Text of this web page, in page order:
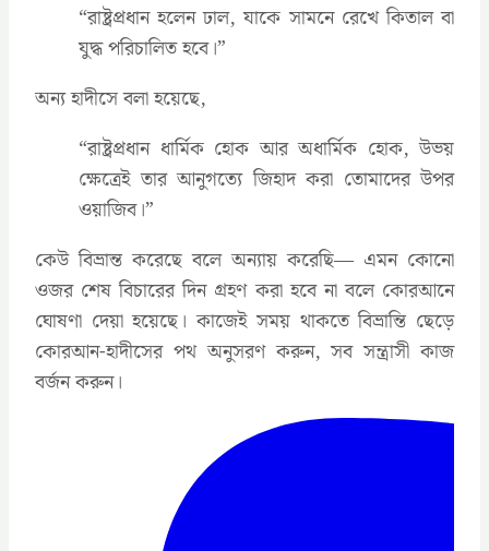
‍“রাষ্ট্রপ্রধান হলেন ঢাল, যাকে সামনে রেখে কিতাল বা
যুদ্ধ পরিচালিত হবে।”
অন্য হাদীসে বলা হয়েছে,
‍“রাষ্ট্রপ্রধান ধার্মিক হোক আর অধার্মিক হোক, উভয়
ক্ষেত্রেই তার আনুগত্যে জিহাদ করা তোমাদের উপর
ওয়াজিব।”
কেউ বিভ্রান্ত করেছে বলে অন্যায় করেছি— এমন কোনো
ওজর শেষ বিচারের দিন গ্রহণ করা হবে না বলে কোরআনে
ঘোষণা দেয়া হয়েছে। কাজেই সময় থাকতে বিভ্রান্তি ছেড়ে
কোরআন-হাদীসের পথ অনুসরণ করুন, সব সন্ত্রাসী কাজ
বর্জন করুন।